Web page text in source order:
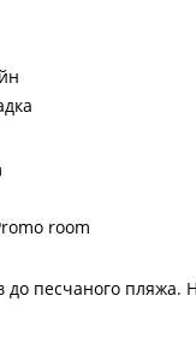
room
песчаного пляжа.